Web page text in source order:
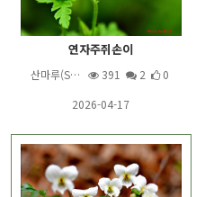
연자주쥐손이
산마루(S… 391 2
0
2026-04-17